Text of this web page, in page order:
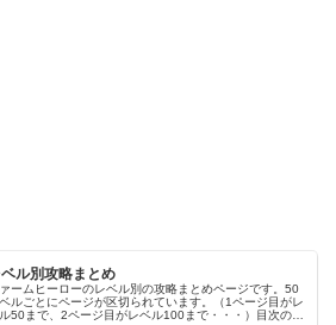
ベル別攻略まとめ
ームヒーローのレベル別の攻略まとめページです。50
ルごとにページが区切られています。（1ページ目がレ
50まで、2ページ目がレベル100まで・・・）目次のリ